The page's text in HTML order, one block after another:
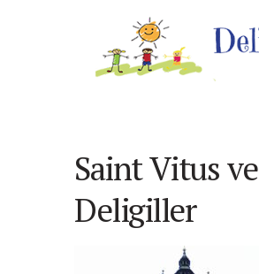
Saint Vitus ve
Deligiller